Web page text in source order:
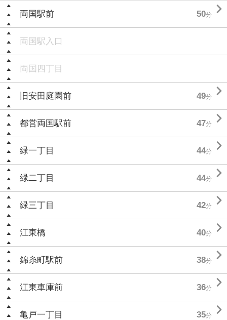
両国駅前 50分 
両国駅入口
両国四丁目
旧安田庭園前 49分 
都営両国駅前 47分 
緑一丁目 44分 
緑二丁目 44分 
緑三丁目 42分 
江東橋 40分 
錦糸町駅前 38分 
江東車庫前 36分 
亀戸一丁目 35分 